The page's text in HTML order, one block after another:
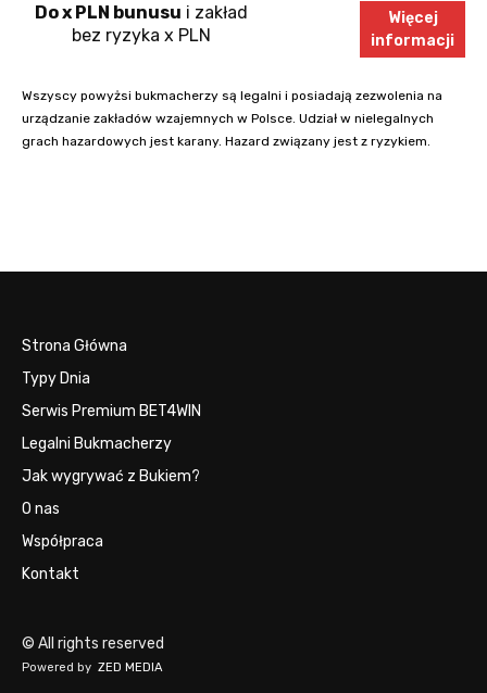
Do x PLN bunusu i zakład
bez ryzyka x PLN
Więcej
informacji
Wszyscy powyżsi bukmacherzy są legalni i posiadają zezwolenia na
urządzanie zakładów wzajemnych w Polsce. Udział w nielegalnych
grach hazardowych jest karany. Hazard związany jest z ryzykiem.
Strona Główna
Typy Dnia
Serwis Premium BET4WIN
Legalni Bukmacherzy
Jak wygrywać z Bukiem?
O nas
Współpraca
Kontakt
© All rights reserved
Powered by ZED MEDIA